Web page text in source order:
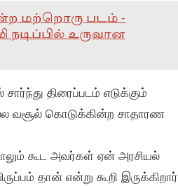
மற்றொரு படம் -
நடிப்பில் உருவான
திரைப்படம் எடுக்கும்
வசூல் கொடுக்கின்ற சாதாரண
கூட அவர்கள் ஏன் அரசியல்
தான் என்று கூறி இருக்கிறார்